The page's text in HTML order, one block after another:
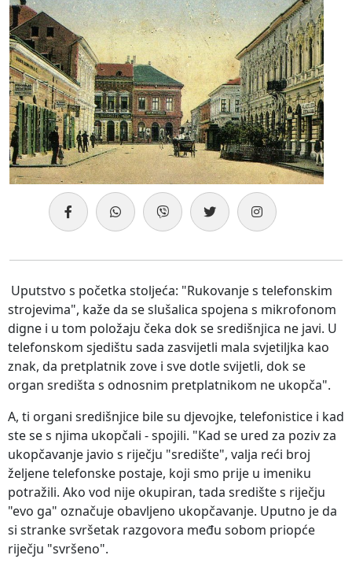
Uputstvo s početka stoljeća: "Rukovanje s telefonskim
strojevima", kaže da se slušalica spojena s mikrofonom
digne i u tom položaju čeka dok se središnjica ne javi. U
telefonskom sjedištu sada zasvijetli mala svjetiljka kao
znak, da pretplatnik zove i sve dotle svijetli, dok se
organ središta s odnosnim pretplatnikom ne ukopča".
A, ti organi središnjice bile su djevojke, telefonistice i kad
ste se s njima ukopčali - spojili. "Kad se ured za poziv za
ukopčavanje javio s riječju "središte", valja reći broj
željene telefonske postaje, koji smo prije u imeniku
potražili. Ako vod nije okupiran, tada središte s riječju
"evo ga" označuje obavljeno ukopčavanje. Uputno je da
si stranke svršetak razgovora među sobom priopće
riječju "svršeno".